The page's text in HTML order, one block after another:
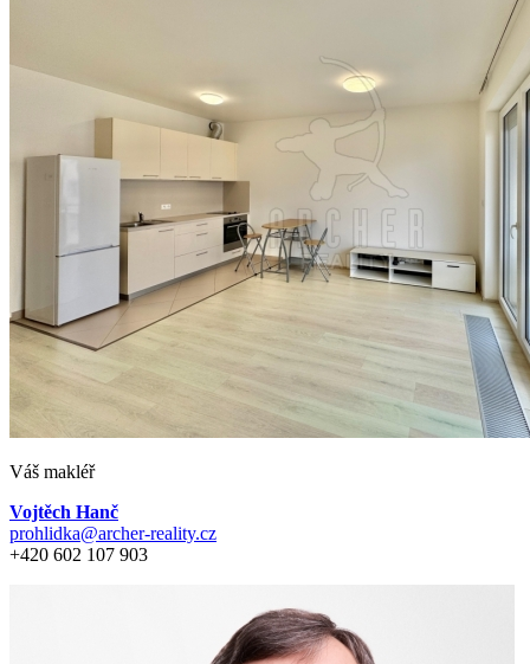
Váš makléř
Vojtěch Hanč
prohlidka@archer-reality.cz
+420 602 107 903